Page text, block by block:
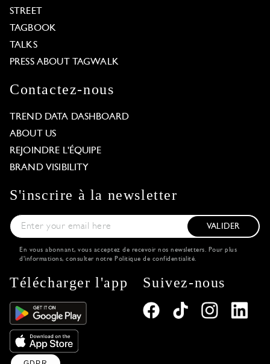
STREET
TAGBOOK
TALKS
PRESS ABOUT TAGWALK
Contactez-nous
TREND DATA DASHBOARD
ABOUT US
REJOINDRE L'ÉQUIPE
BRAND VISIBILITY
S'inscrire à la newsletter
VALIDER
En vous abonnant, vous acceptez de recevoir nos newsletters. Pour plus
d'informations, consulter notre Politique de confidentialité.
Télécharger l'app Suivez-nous